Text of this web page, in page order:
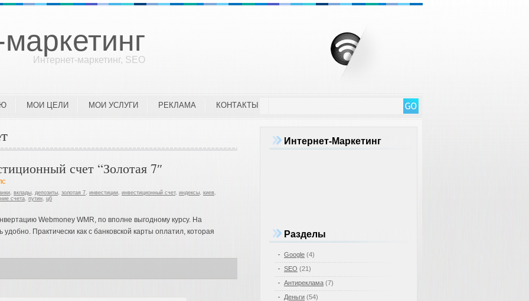
Интернет-маркетинг, SEO
МОИ ЦЕЛИ МОИ УСЛУГИ РЕКЛАМА КОНТАКТЫ
счет “Золотая 7″
, вклады, депозиты, золотая 7, инвестиции, инвестиционный счет, индексы, киев,
счета, путин, цб
Webmoney WMR, по вполне выгодному курсу. На
Практически как с банковской карты оплатил, которая
Интернет-Маркетинг
Разделы
Google (4)
SEO (21)
Антиреклама (7)
Деньги (54)